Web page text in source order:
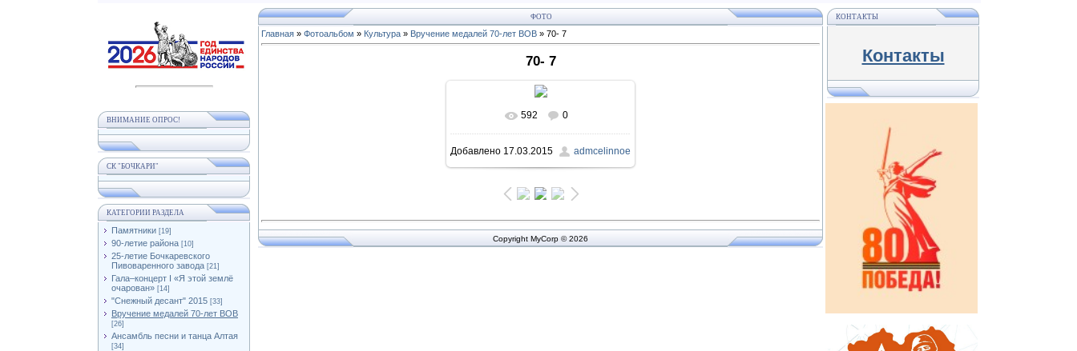
ВНИМАНИЕ ОПРОС!
СК "БОЧКАРИ"
КАТЕГОРИИ РАЗДЕЛА
Памятники [19]
90-летие района [10]
25-летие Бочкаревского
Пивоваренного завода [21]
Гала–концерт I «Я этой землё
очарован» [14]
"Снежный десант" 2015 [33]
Вручение медалей 70-лет ВОВ
[26]
Ансамбль песни и танца Алтая
[34]
ФОТО
Главная » Фотоальбом » Культура » Вручение медалей 70-лет ВОВ » 70- 7
70- 7
В реальном размере
416.7Kb
592 0
Добавлено 17.03.2015 admcelinnoe
Copyright MyCorp © 2026
КОНТАКТЫ
Контакты